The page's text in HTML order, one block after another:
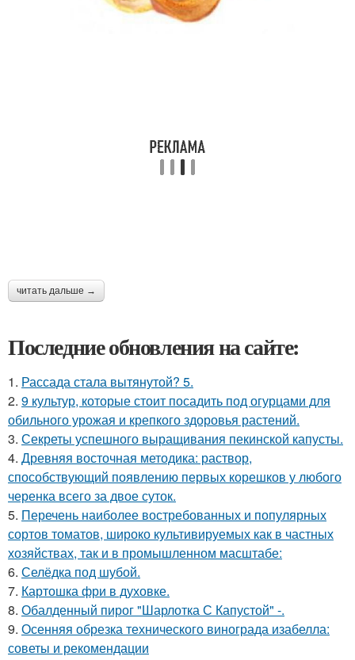
читать дальше →
Последние обновления на сайте:
1. Рассада стала вытянутой? 5.
2. 9 культур, которые стоит посадить под огурцами для
обильного урожая и крепкого здоровья растений.
3. Секреты успешного выращивания пекинской капусты.
4. Древняя восточная методика: раствор,
способствующий появлению первых корешков у любого
черенка всего за двое суток.
5. Перечень наиболее востребованных и популярных
сортов томатов, широко культивируемых как в частных
хозяйствах, так и в промышленном масштабе:
6. Селёдка под шубой.
7. Картошка фри в духовке.
8. Обалденный пирог "Шарлотка С Капустой" -.
9. Осенняя обрезка технического винограда изабелла:
советы и рекомендации